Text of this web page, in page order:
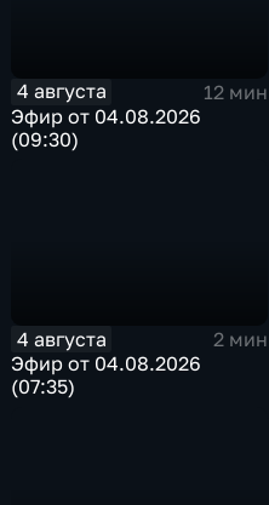
4 августа
12 мин
Эфир от 04.08.2026
(09:30)
4 августа
2 мин
Эфир от 04.08.2026
(07:35)